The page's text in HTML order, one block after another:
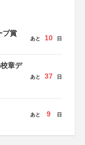
プ賞
あと 10 日
章デ
あと 37 日
あと 9 日